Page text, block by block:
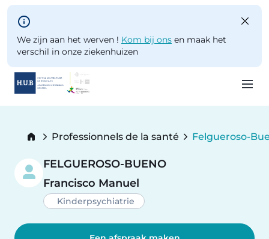
Skip to main content
We zijn aan het werven ! Kom bij ons en maak het
verschil in onze ziekenhuizen
Breadcrumb
Professionnels de la santé
Current:
Felgueroso-
FELGUEROSO-BUENO
Francisco Manuel
Kinderpsychiatrie